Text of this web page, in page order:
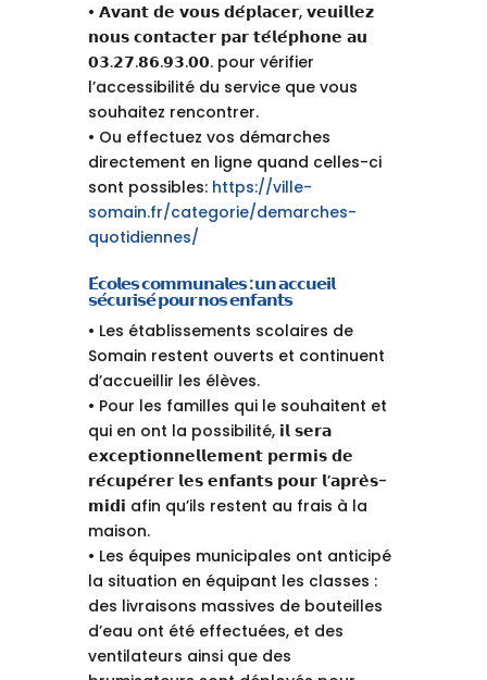
• 𝗔𝘃𝗮𝗻𝘁 𝗱𝗲 𝘃𝗼𝘂𝘀 𝗱𝗲́𝗽𝗹𝗮𝗰𝗲𝗿, 𝘃𝗲𝘂𝗶𝗹𝗹𝗲𝘇
𝗻𝗼𝘂𝘀 𝗰𝗼𝗻𝘁𝗮𝗰𝘁𝗲𝗿 𝗽𝗮𝗿 𝘁𝗲́𝗹𝗲́𝗽𝗵𝗼𝗻𝗲 𝗮𝘂
𝟬𝟯.𝟮𝟳.𝟴𝟲.𝟵𝟯.𝟬𝟬. pour vérifier
l’accessibilité du service que vous
souhaitez rencontrer.
• Ou effectuez vos démarches
directement en ligne quand celles-ci
sont possibles: https://ville-
somain.fr/categorie/demarches-
quotidiennes/
𝗘́𝗰𝗼𝗹𝗲𝘀 𝗰𝗼𝗺𝗺𝘂𝗻𝗮𝗹𝗲𝘀 : 𝘂𝗻 𝗮𝗰𝗰𝘂𝗲𝗶𝗹
𝘀𝗲́𝗰𝘂𝗿𝗶𝘀𝗲́ 𝗽𝗼𝘂𝗿 𝗻𝗼𝘀 𝗲𝗻𝗳𝗮𝗻𝘁𝘀
• Les établissements scolaires de
Somain restent ouverts et continuent
d’accueillir les élèves.
• Pour les familles qui le souhaitent et
qui en ont la possibilité, 𝗶𝗹 𝘀𝗲𝗿𝗮
𝗲𝘅𝗰𝗲𝗽𝘁𝗶𝗼𝗻𝗻𝗲𝗹𝗹𝗲𝗺𝗲𝗻𝘁 𝗽𝗲𝗿𝗺𝗶𝘀 𝗱𝗲
𝗿𝗲́𝗰𝘂𝗽𝗲́𝗿𝗲𝗿 𝗹𝗲𝘀 𝗲𝗻𝗳𝗮𝗻𝘁𝘀 𝗽𝗼𝘂𝗿 𝗹’𝗮𝗽𝗿𝗲̀𝘀-
𝗺𝗶𝗱𝗶 afin qu’ils restent au frais à la
maison.
• Les équipes municipales ont anticipé
la situation en équipant les classes :
des livraisons massives de bouteilles
d’eau ont été effectuées, et des
ventilateurs ainsi que des